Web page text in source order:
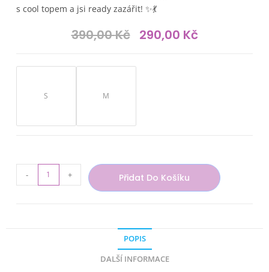
ů
s cool topem a jsi ready zazářit! ✨💃
390,00Kč 290,00 Kč
S M
- + Přidat Do Košíku
POPIS
DALŠÍ INFORMACE